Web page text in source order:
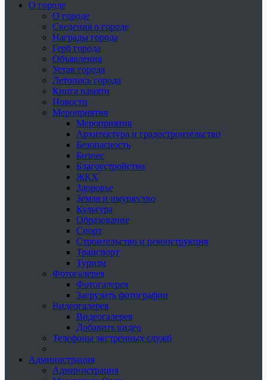
О городе
О городе
Сведения о городе
Награды города
Герб города
Объявления
Устав города
Летопись города
Книга памяти
Новости
Мероприятия
Мероприятия
Архитектура и градостроительство
Безопасность
Бизнес
Благоустройство
ЖКХ
Здоровье
Земля и имущество
Культура
Образование
Спорт
Строительство и реконструкция
Транспорт
Туризм
Фотогалерея
Фотогалерея
Загрузить фотографии
Видеогалерея
Видеогалерея
Добавить видео
Телефоны экстренных служб
Администрация
Администрация